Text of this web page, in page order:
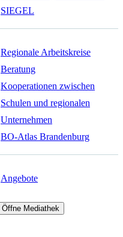
SIEGEL
Regionale Arbeitskreise
Beratung
Kooperationen zwischen
Schulen und regionalen
Unternehmen
BO-Atlas Brandenburg
Angebote
Öffne Mediathek